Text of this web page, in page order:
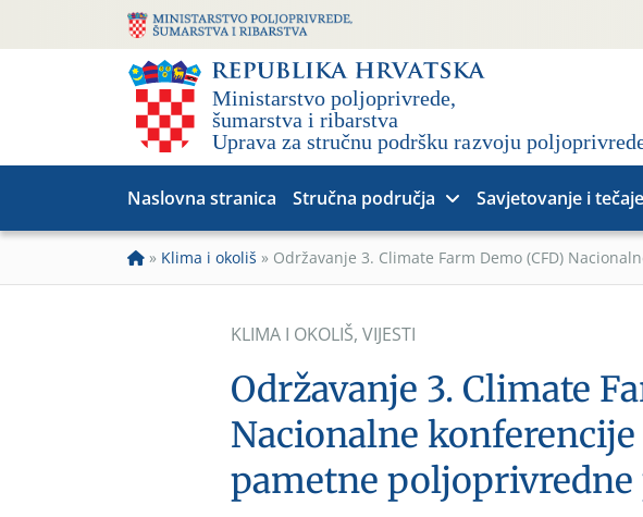
Naslovna stranica Stručna područja Savjetovanje i
» Klima i okoliš » Održavanje 3. Climate Farm Demo (CFD)
KLIMA I OKOLIŠ, VIJESTI
Održavanje 3. Climate
Nacionalne
pametne poljoprivredne